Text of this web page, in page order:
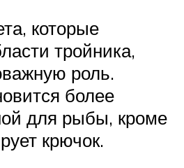
которые
тройника,
роль.
более
для рыбы, кроме
крючок.